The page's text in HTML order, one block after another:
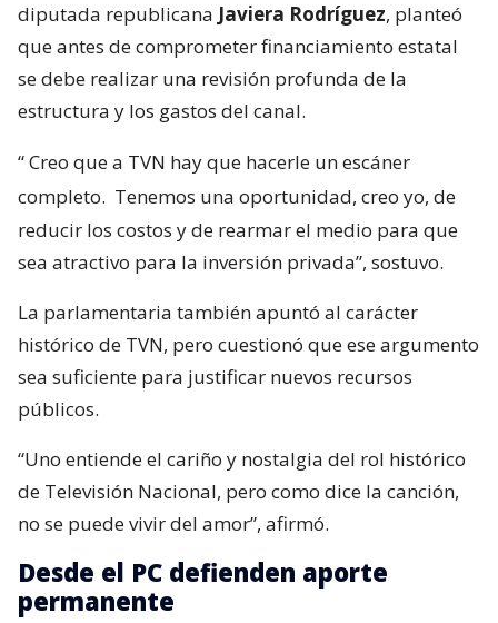
diputada republicana Javiera Rodríguez, planteó
que antes de comprometer financiamiento estatal
se debe realizar una revisión profunda de la
estructura y los gastos del canal.
“Creo que a TVN hay que hacerle un escáner
completo. Tenemos una oportunidad, creo yo, de
reducir los costos y de rearmar el medio para que
sea atractivo para la inversión privada”, sostuvo.
La parlamentaria también apuntó al carácter
histórico de TVN, pero cuestionó que ese argumento
sea suficiente para justificar nuevos recursos
públicos.
“Uno entiende el cariño y nostalgia del rol histórico
de Televisión Nacional, pero como dice la canción,
no se puede vivir del amor”, afirmó.
Desde el PC defienden aporte
permanente